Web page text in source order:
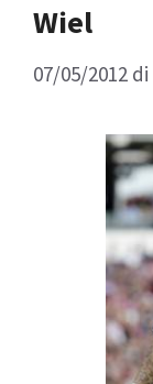
Wiel
07/05/2012 di